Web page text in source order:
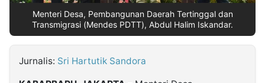
Menteri Desa, Pembangunan Daerah Tertinggal dan
Transmigrasi (Mendes PDTT), Abdul Halim Iskandar.
Jurnalis: Sri Hartutik Sandora